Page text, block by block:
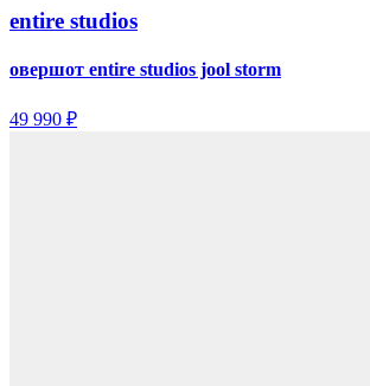
entire studios
овершот entire studios jool storm
49 990 ₽